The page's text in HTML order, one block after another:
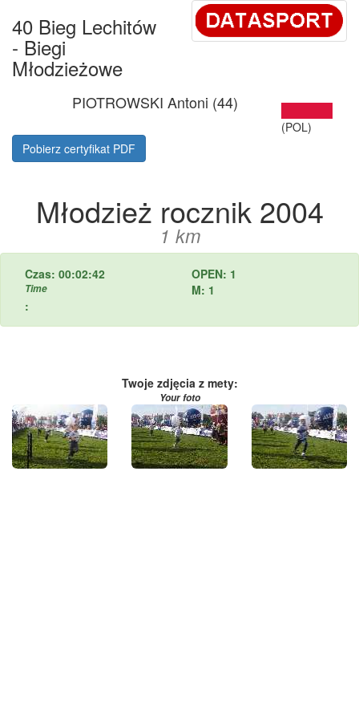
40 Bieg Lechitów
- Biegi
Młodzieżowe
PIOTROWSKI Antoni (44)
(POL)
Pobierz certyfikat PDF
Młodzież rocznik 2004
1 km
Czas: 00:02:42
Time
OPEN: 1
M: 1
:
Twoje zdjęcia z mety:
Your foto